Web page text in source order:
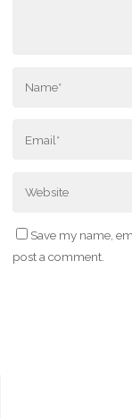
Save my name,
post a comment.